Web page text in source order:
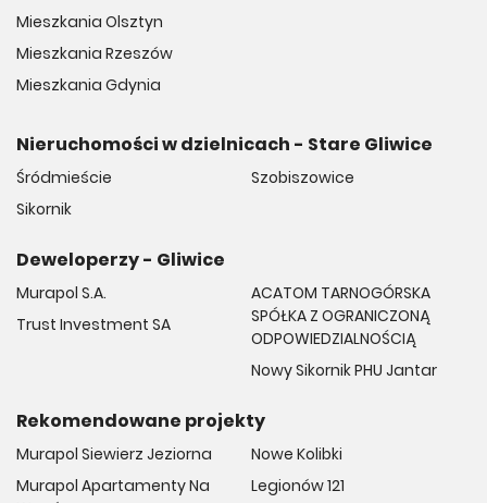
Mieszkania Olsztyn
Mieszkania Rzeszów
Mieszkania Gdynia
Nieruchomości w dzielnicach - Stare Gliwice
Śródmieście
Sikornik
Szobiszowice
Deweloperzy - Gliwice
Murapol S.A.
Trust Investment SA
ACATOM TARNOGÓRSKA
SPÓŁKA Z OGRANICZONĄ
ODPOWIEDZIALNOŚCIĄ
Nowy Sikornik PHU Jantar
Rekomendowane projekty
Murapol Siewierz Jeziorna
Murapol Apartamenty Na
Nowe Kolibki
Legionów 121